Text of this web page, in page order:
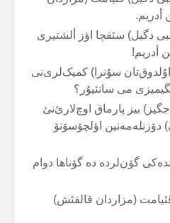
أدریم.
دگیل) سئقچا اؤز ألشتیری
أدریم!
اۇلدوق‌تان سۇنرا) کمیک‌لری‌نی
می سانئیۇر؟
بیز پارماق اوچ‌لارئ‌نئ
دۆزنلەمەنین اؤلچۆسۆنۆ
گۆن‌لردە دە گۆناها دوام
(مزاردان قالقئش)